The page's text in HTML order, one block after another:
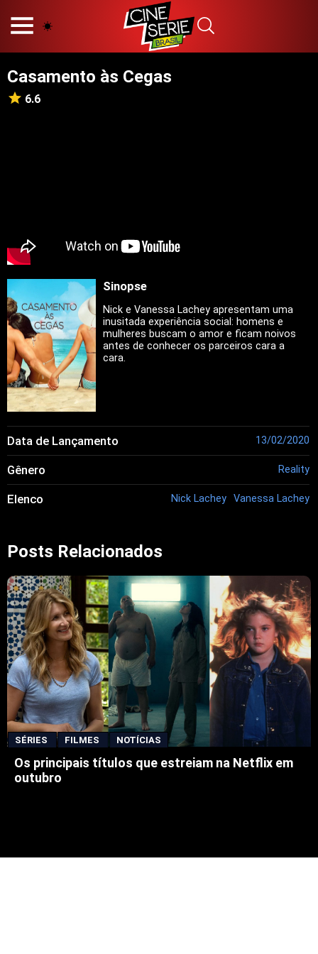
PRINCÍPIOS EDITORIAIS
POLÍTICA DE PRIVACIDADE
Filmes
Casamento às Cegas
6.6
Sinopse
Nick e Vanessa Lachey apresentam uma
inusitada experiência social: homens e
mulheres buscam o amor e ficam noivos
antes de conhecer os parceiros cara a
cara.
Data de Lançamento 13/02/2020
Gênero Reality
Elenco Nick Lachey Vanessa Lachey
Posts Relacionados
SÉRIES FILMES NOTÍCIAS
Os principais títulos que estreiam na Netflix em
outubro